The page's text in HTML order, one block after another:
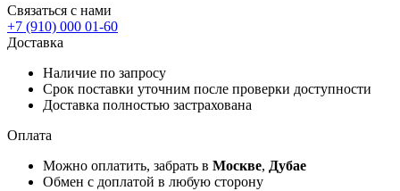
Связаться с нами
+7 (910) 000 01-60
Доставка
Наличие по запросу
Срок поставки уточним после проверки доступности
Доставка полностью застрахована
Оплата
Можно оплатить, забрать в Москве, Дубае
Обмен с доплатой в любую сторону